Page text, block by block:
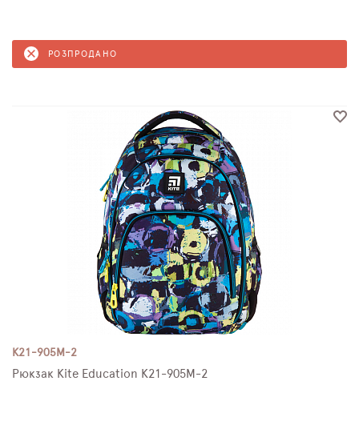
РОЗПРОДАНО
K21-905M-2
Рюкзак Kite Education K21-905M-2